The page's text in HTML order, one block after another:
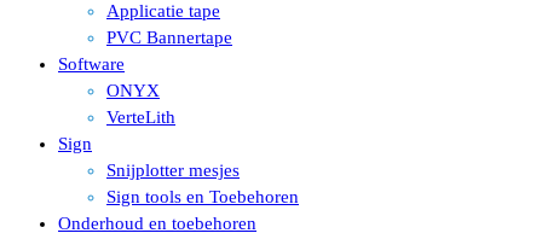
Applicatie tape
PVC Bannertape
Software
ONYX
VerteLith
Sign
Snijplotter mesjes
Sign tools en Toebehoren
Onderhoud en toebehoren